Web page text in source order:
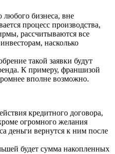
любого бизнеса, вне
процесс производства,
рассчитываются все
насколько
такой заявки будут
К примеру, франшизой
вполне возможно.
кредитного договора,
огромного желания
деньги вернутся к ним после
будет сумма накопленных